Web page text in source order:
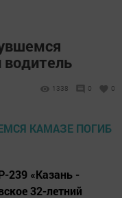
1338 0 0
239 «Казань -
32-летний